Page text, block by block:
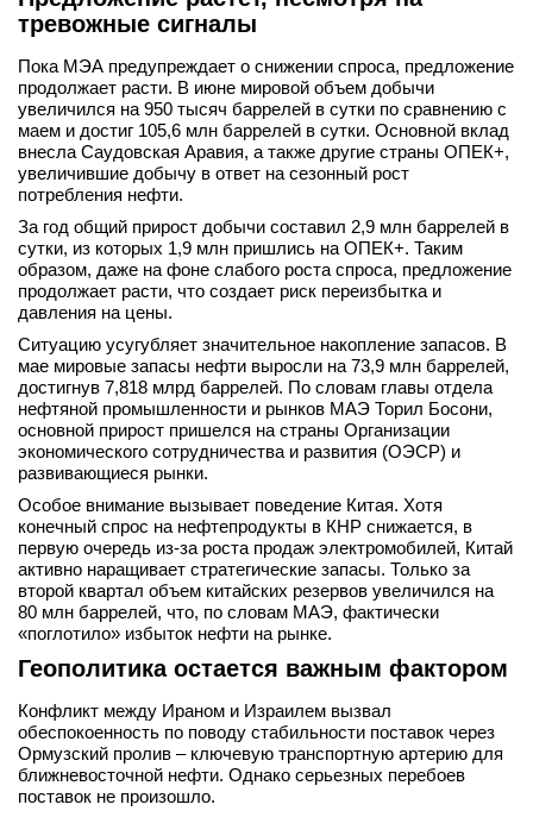
тревожные сигналы
Пока МЭА предупреждает о снижении спроса, предложение
продолжает расти. В июне мировой объем добычи
увеличился на 950 тысяч баррелей в сутки по сравнению с
маем и достиг 105,6 млн баррелей в сутки. Основной вклад
внесла Саудовская Аравия, а также другие страны ОПЕК+,
увеличившие добычу в ответ на сезонный рост
потребления нефти.
За год общий прирост добычи составил 2,9 млн баррелей в
сутки, из которых 1,9 млн пришлись на ОПЕК+. Таким
образом, даже на фоне слабого роста спроса, предложение
продолжает расти, что создает риск переизбытка и
давления на цены.
Ситуацию усугубляет значительное накопление запасов. В
мае мировые запасы нефти выросли на 73,9 млн баррелей,
достигнув 7,818 млрд баррелей. По словам главы отдела
нефтяной промышленности и рынков МАЭ Торил Босони,
основной прирост пришелся на страны Организации
экономического сотрудничества и развития (ОЭСР) и
развивающиеся рынки.
Особое внимание вызывает поведение Китая. Хотя
конечный спрос на нефтепродукты в КНР снижается, в
первую очередь из-за роста продаж электромобилей, Китай
активно наращивает стратегические запасы. Только за
второй квартал объем китайских резервов увеличился на
80 млн баррелей, что, по словам МАЭ, фактически
«поглотило» избыток нефти на рынке.
Геополитика остается важным фактором
Конфликт между Ираном и Израилем вызвал
обеспокоенность по поводу стабильности поставок через
Ормузский пролив – ключевую транспортную артерию для
ближневосточной нефти. Однако серьезных перебоев
поставок не произошло.